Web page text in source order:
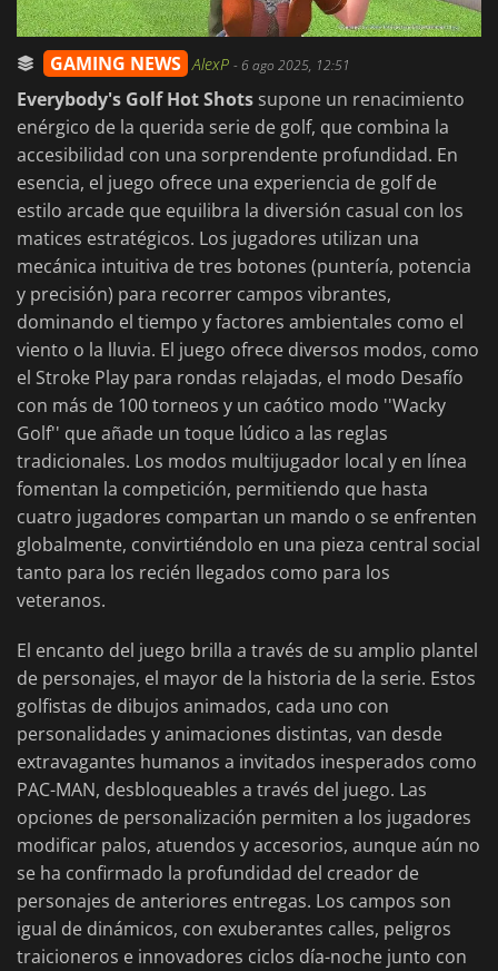
GAMING NEWS AlexP -6 ago 2025, 12:51
Everybody's Golf Hot Shots supone un renacimiento
enérgico de la querida serie de golf, que combina la
accesibilidad con una sorprendente profundidad. En
esencia, el juego ofrece una experiencia de golf de
estilo arcade que equilibra la diversión casual con los
matices estratégicos. Los jugadores utilizan una
mecánica intuitiva de tres botones (puntería, potencia
y precisión) para recorrer campos vibrantes,
dominando el tiempo y factores ambientales como el
viento o la lluvia. El juego ofrece diversos modos, como
el Stroke Play para rondas relajadas, el modo Desafío
con más de 100 torneos y un caótico modo ''Wacky
Golf'' que añade un toque lúdico a las reglas
tradicionales. Los modos multijugador local y en línea
fomentan la competición, permitiendo que hasta
cuatro jugadores compartan un mando o se enfrenten
globalmente, convirtiéndolo en una pieza central social
tanto para los recién llegados como para los
veteranos.
El encanto del juego brilla a través de su amplio plantel
de personajes, el mayor de la historia de la serie. Estos
golfistas de dibujos animados, cada uno con
personalidades y animaciones distintas, van desde
extravagantes humanos a invitados inesperados como
PAC-MAN, desbloqueables a través del juego. Las
opciones de personalización permiten a los jugadores
modificar palos, atuendos y accesorios, aunque aún no
se ha confirmado la profundidad del creador de
personajes de anteriores entregas. Los campos son
igual de dinámicos, con exuberantes calles, peligros
traicioneros e innovadores ciclos día-noche junto con